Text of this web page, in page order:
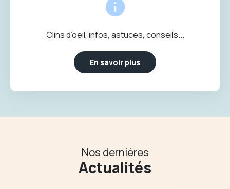
Clins d’oeil, infos, astuces, conseils...
En savoir plus
Nos dernières
Actualités